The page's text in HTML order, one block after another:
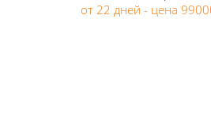
от 22 дней - цена